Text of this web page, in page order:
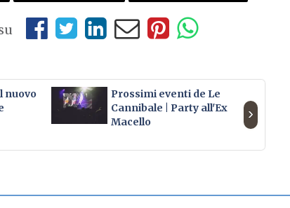
nuovo
Prossimi eventi de Le
Cannibale | Party all'Ex
Macello
›